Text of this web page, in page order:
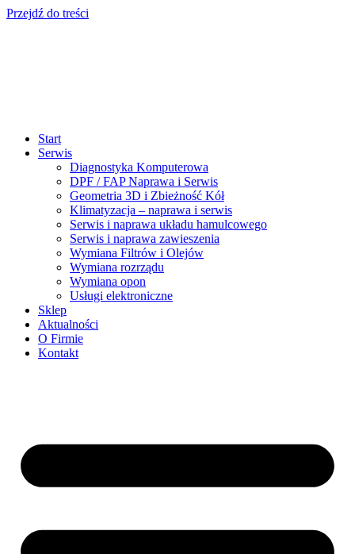
Przejdź do treści
Start
Serwis
Diagnostyka Komputerowa
DPF / FAP Naprawa i Serwis
Geometria 3D i Zbieżność Kół
Klimatyzacja – naprawa i serwis
Serwis i naprawa układu hamulcowego
Serwis i naprawa zawieszenia
Wymiana Filtrów i Olejów
Wymiana rozrządu
Wymiana opon
Usługi elektroniczne
Sklep
Aktualności
O Firmie
Kontakt